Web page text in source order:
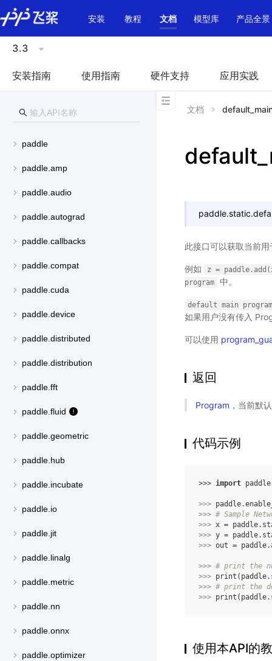
\u200E
安装
教程 文档 模型库 产品全景
3.3
安装指南 使用指南 硬件支持 应用实践
paddle
paddle.amp
paddle.audio
paddle.autograd
paddle.callbacks
paddle.compat
paddle.cuda
paddle.device
paddle.distributed
paddle.distribution
paddle.fft
paddle.fluid
paddle.geometric
paddle.hub
paddle.incubate
paddle.io
paddle.jit
paddle.linalg
paddle.metric
paddle.nn
paddle.onnx
paddle.optimizer
文档
paddle.static.
此接口可以获取当前
例如 z =
program
中。
default main program
如果用户没有传入
可以使用
返回
Program ，当前默
代码示例
>>> import paddle
>>> paddle.
>>> # Sample
>>> x = paddle.
>>> y = paddle.
>>> out = paddle.
>>> # print the
>>> print ( paddle.
>>> # print the
>>> print ( paddle.
使用本API的